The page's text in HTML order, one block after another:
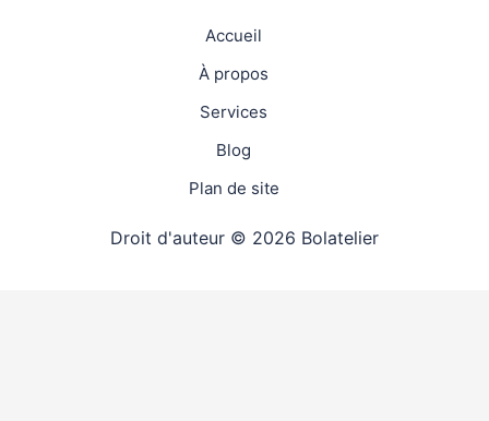
Accueil
À propos
Services
Blog
Plan de site
Droit d'auteur © 2026 Bolatelier